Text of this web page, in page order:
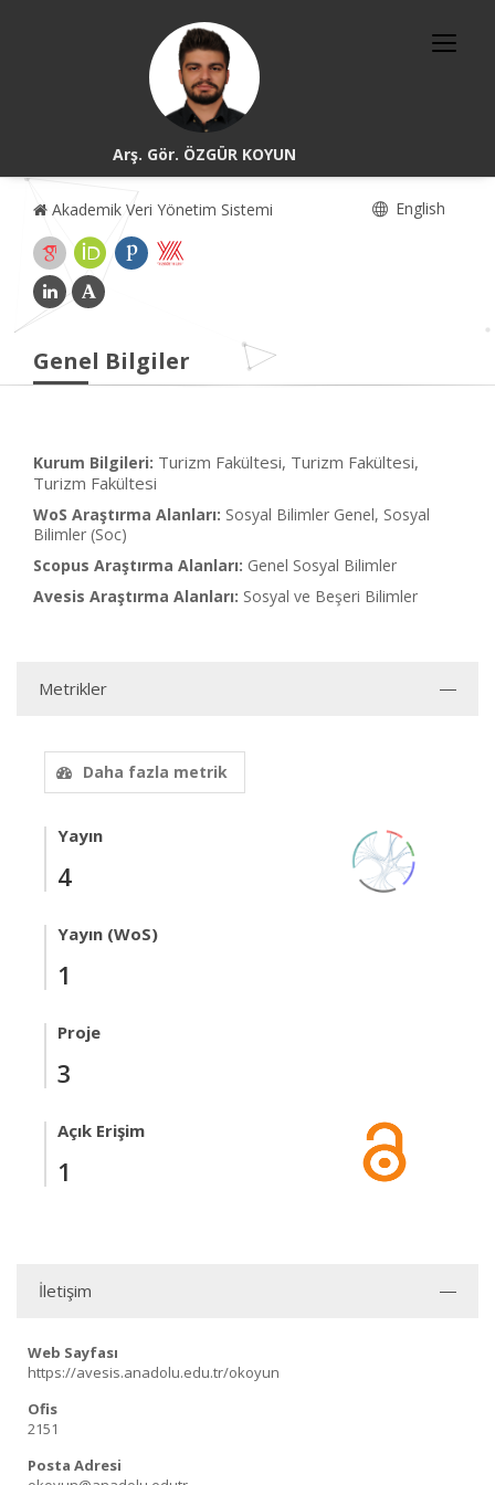
Arş. Gör. ÖZGÜR KOYUN
Akademik Veri Yönetim Sistemi English
Genel Bilgiler
Kurum Bilgileri: Turizm Fakültesi, Turizm Fakültesi,
Turizm Fakültesi
WoS Araştırma Alanları: Sosyal Bilimler Genel, Sosyal
Bilimler (Soc)
Scopus Araştırma Alanları: Genel Sosyal Bilimler
Avesis Araştırma Alanları: Sosyal ve Beşeri Bilimler
Metrikler
Daha fazla metrik
Yayın
4
Yayın (WoS)
1
Proje
3
Açık Erişim
1
İletişim
Web Sayfası
https://avesis.anadolu.edu.tr/okoyun
Ofis
2151
Posta Adresi